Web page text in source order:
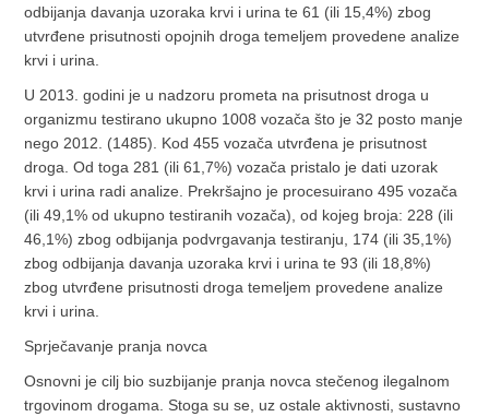
odbijanja davanja uzoraka krvi i urina te 61 (ili 15,4%) zbog
utvrđene prisutnosti opojnih droga temeljem provedene analize
krvi i urina.
U 2013. godini je u nadzoru prometa na prisutnost droga u
organizmu testirano ukupno 1008 vozača što je 32 posto manje
nego 2012. (1485). Kod 455 vozača utvrđena je prisutnost
droga. Od toga 281 (ili 61,7%) vozača pristalo je dati uzorak
krvi i urina radi analize. Prekršajno je procesuirano 495 vozača
(ili 49,1% od ukupno testiranih vozača), od kojeg broja: 228 (ili
46,1%) zbog odbijanja podvrgavanja testiranju, 174 (ili 35,1%)
zbog odbijanja davanja uzoraka krvi i urina te 93 (ili 18,8%)
zbog utvrđene prisutnosti droga temeljem provedene analize
krvi i urina.
Sprječavanje pranja novca
Osnovni je cilj bio suzbijanje pranja novca stečenog ilegalnom
trgovinom drogama. Stoga su se, uz ostale aktivnosti, sustavno